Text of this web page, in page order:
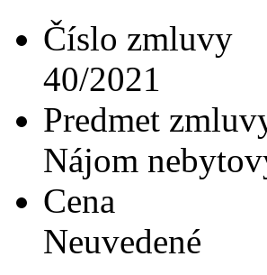
Číslo zmluvy
40/2021
Predmet
Nájom
Cena
Neuvedené